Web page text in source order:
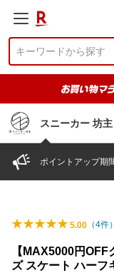
スニーカー 坊主
ポイントアップ期
5.00 （4件）
【MAX5000円
ズ スケート ハー